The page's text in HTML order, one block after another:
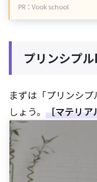
PR：Vook school
プリンシプ
まずは「プリンシ
しょう。 ［マテリ